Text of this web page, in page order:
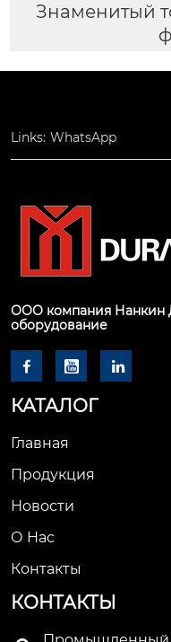
Знаменитый
Links: WhatsApp
ООО компания Нанкин
оборудование
  
КАТАЛОГ
Главная
Продукция
Новости
О Hас
Контакты
КОНТАКТЫ